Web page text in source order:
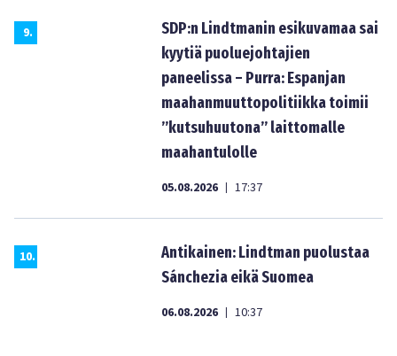
9.
SDP:n Lindtmanin esikuvamaa sai
kyytiä puoluejohtajien
paneelissa – Purra: Espanjan
maahanmuuttopolitiikka toimii
”kutsuhuutona” laittomalle
maahantulolle
05.08.2026 | 17:37
10.
Antikainen: Lindtman puolustaa
Sánchezia eikä Suomea
06.08.2026 | 10:37